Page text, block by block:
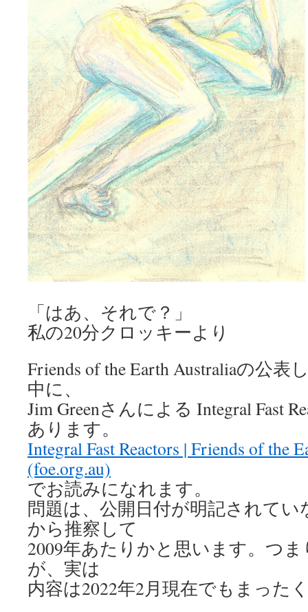
「はあ、それで？」
私の20分クロッキーより
Friends of the Earth Australiaの公
中に、
Jim Greenさんによる Integral Fast
あります。
Integral Fast Reactors | Friends of the
(foe.org.au)
でお読みになれます。
問題は、公開日付が明記されて
から推察して
2009年あたりかと思います。つ
が、実は
内容は2022年2月現在でもまった